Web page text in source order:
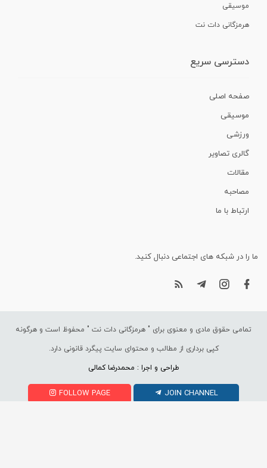
موسیقی
هرمزگانی دات نت
دسترسی سریع
صفحه اصلی
موسیقی
ورزشی
گالری تصاویر
مقالات
مصاحبه
ارتباط با ما
ما را در شبکه های اجتماعی دنبال کنید.
تمامی حقوق مادی و معنوی برای " هرمزگانی دات نت " محفوظ است و هرگونه
کپی برداری از مطالب و محتوای سایت پیگرد قانونی دارد.
طراحی و اجرا : محمدرضا کمالی
FOLLOW PAGE JOIN CHANNEL